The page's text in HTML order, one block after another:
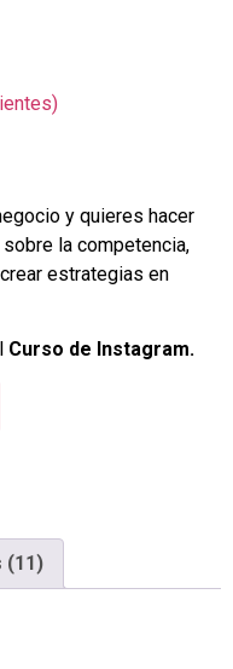
y quieres hacer
la competencia,
estrategias en
Curso de Instagram.
(11)